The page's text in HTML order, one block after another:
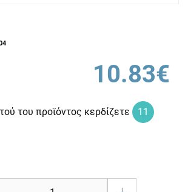
10.83€
του προϊόντος κερδίζετε
11